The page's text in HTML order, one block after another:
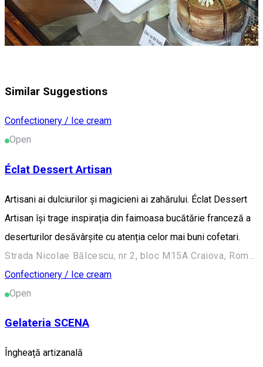
Similar Suggestions
Confectionery / Ice cream
Open
Éclat Dessert Artisan
Artisani ai dulciurilor și magicieni ai zahărului. Éclat Dessert
Artisan își trage inspirația din faimoasa bucătărie franceză a
deserturilor desăvârșite cu atenția celor mai buni cofetari.
Confectionery / Ice cream
Open
Gelateria SCENA
Îngheață artizanală